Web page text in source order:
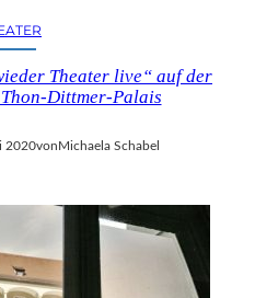
W
O
H
Theater live“ auf der
Dittmer-Palais
2020vonMichaela Schabel